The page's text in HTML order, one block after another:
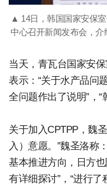
▲ 14日，韩国国家安保
中心召开新闻发布会，
当天，青瓦台国家安
表示：“关于水产品问
全问题作出了说明”，
关于加入CPTPP，魏
入）意愿。”魏圣洛称
基本推进方向，日方
有详细探讨”，“进行